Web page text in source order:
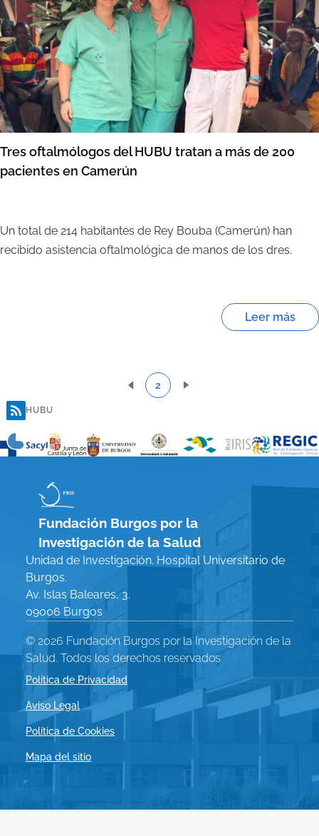
Tres oftalmólogos del HUBU tratan a más de 200
pacientes en Camerún
Un total de 214 habitantes de Rey Bouba (Camerún) han
recibido asistencia oftalmológica de manos de los dres.
Leer más
Paginación
Página
2
HUBU
Fundación Burgos por la
Investigación de la Salud
Unidad de Investigación. Hospital Universitario de
Burgos.
Av. Islas Baleares, 3.
09006 Burgos
© 2026 Fundación Burgos por la Investigación de la
Salud. Todos los derechos reservados
Menú
Legal
Política de Privacidad
Aviso Legal
Política de Cookies
Mapa del sitio